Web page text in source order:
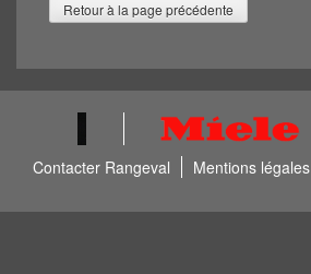
Contacter Rangeval Mentions légales